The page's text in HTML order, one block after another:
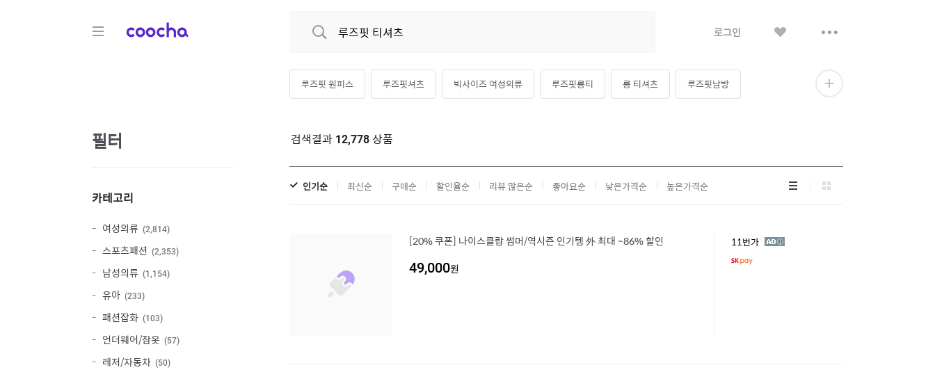
COOCHA 로그인 보
필터
카테고리
여성의류 2,814
스포츠패션 2,353
남성의류 1,154
유아 233
패션잡화 103
언더웨어/잠옷 57
레저/자동차 50
루즈핏 원피스 루즈핏셔츠 빅사이즈 여성의류 루즈핏롱티 롱 티셔츠 루즈핏남방 더
검색결과 12,778 상품
인기순 최신순 구매순 할인율순 리뷰 많은순 좋아요순 낮은가격순 높은가격순 리
스
그
리
[20% 쿠폰] 나이스클랍 썸머/역시즌 인기템 外 최대 ~86% 할인
49,000원
11번가 광